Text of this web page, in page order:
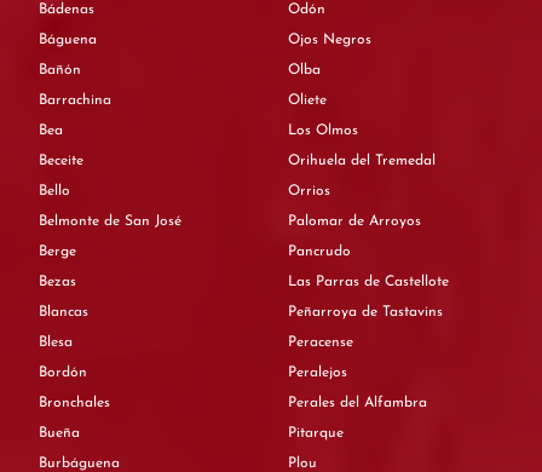
Bádenas
Báguena
Bañón
Barrachina
Bea
Beceite
Bello
Belmonte de San José
Berge
Bezas
Blancas
Blesa
Bordón
Bronchales
Bueña
Burbáguena
Odón
Ojos Negros
Olba
Oliete
Los Olmos
Orihuela del Tremedal
Orrios
Palomar de Arroyos
Pancrudo
Las Parras de Castellote
Peñarroya de Tastavins
Peracense
Peralejos
Perales del Alfambra
Pitarque
Plou